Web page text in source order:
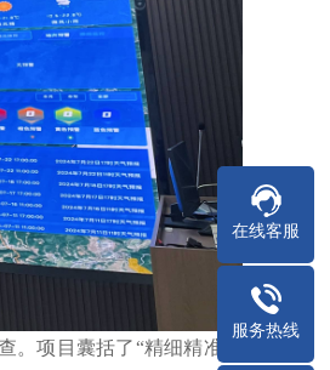
项目囊括了“精细精准化
在线客服
服务热线